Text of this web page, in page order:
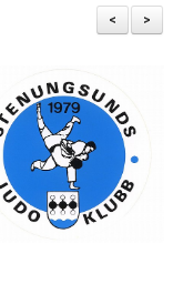
>
<